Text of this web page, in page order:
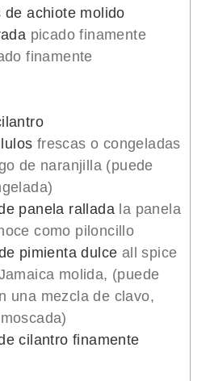
de achiote molido
picado finamente
finamente
frescas o congeladas
de naranjilla (puede
panela rallada la panela
como piloncillo
pimienta dulce all spice
molida, (puede
una mezcla de clavo,
cilantro finamente